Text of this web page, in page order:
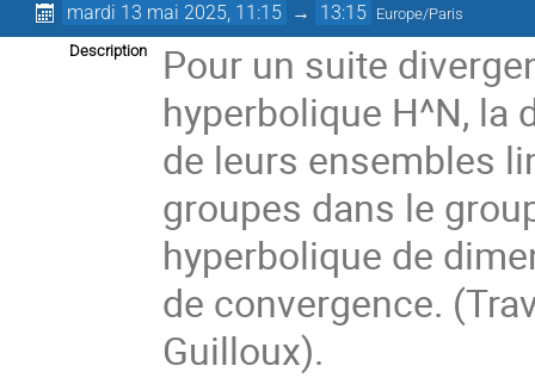
mardi 13 mai 2025, 11:15 → 13:15 Europe/Paris
Description
Pour un suite
hyperbolique H^N,
de leurs ensembles
groupes dans le
hyperbolique de
de convergence.
Guilloux).